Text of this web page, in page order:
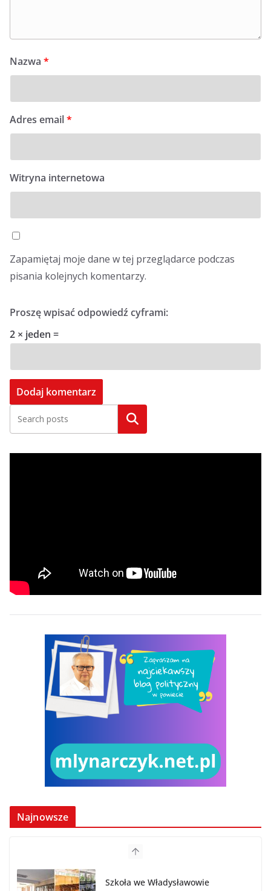
Nazwa *
Adres email*
Witryna internetowa
Zapamiętaj moje dane w tej przeglądarce podczas
pisania kolejnych komentarzy.
Proszę wpisać odpowiedź cyframi:
2 × jeden =
Szukaj
Najnowsze
Szkoła we Władysławowie